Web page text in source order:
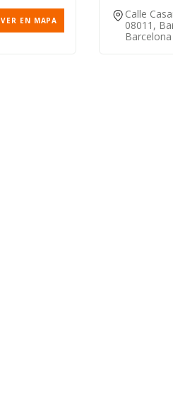
VER EN MAPA
Calle
08011,
Barcelona